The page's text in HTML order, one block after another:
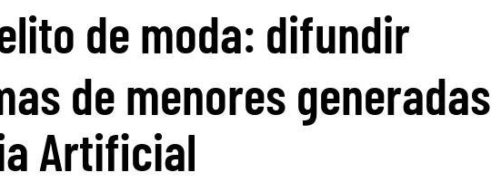
de moda: difundir
de menores generadas
Artificial